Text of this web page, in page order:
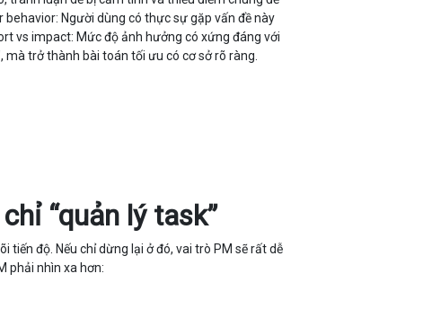
Người dùng có thực sự gặp vấn đề này
vs impact: Mức độ ảnh hưởng có xứng đáng với
mà trở thành bài toán tối ưu có cơ sở rõ ràng.
“quản lý task”
độ. Nếu chỉ dừng lại ở đó, vai trò PM sẽ rất dễ
phải nhìn xa hơn: